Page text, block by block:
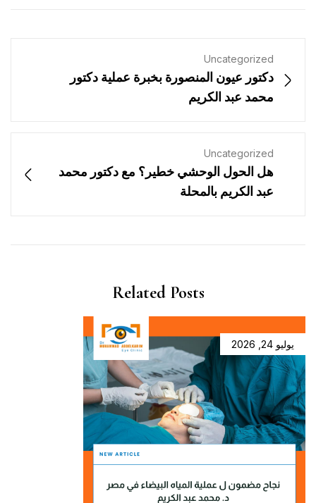
Uncategorized
دكتور عيون المنصورة بخبرة عملية دكتور
محمد عبد الكريم
Uncategorized
هل الحول الوحشي خطير؟ مع دكتور محمد
عبد الكريم بالمحلة
Related Posts
يوليو 24, 2026